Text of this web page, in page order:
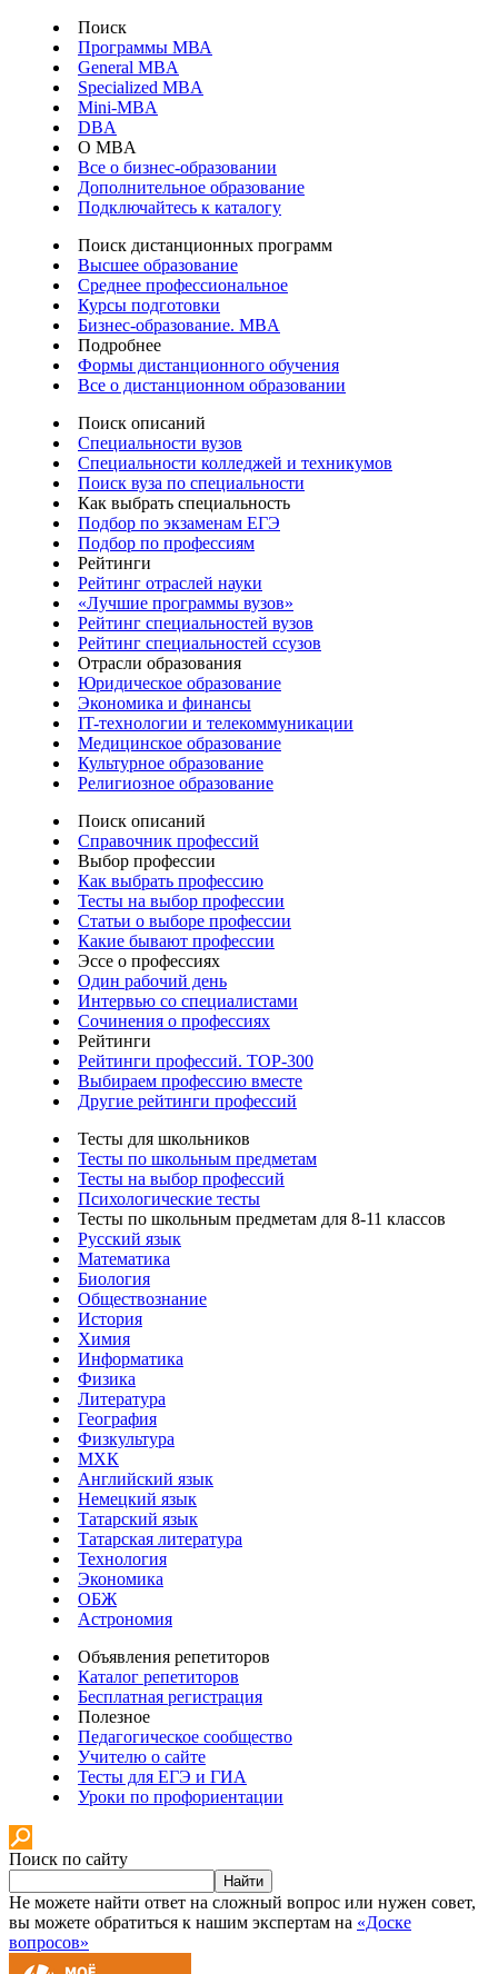
Поиск
Программы МВА
General MBA
Specialized MBA
Mini-MBA
DBA
О MBA
Все о бизнес-образовании
Дополнительное образование
Подключайтесь к каталогу
Поиск дистанционных программ
Высшее образование
Среднее профессиональное
Курсы подготовки
Бизнес-образование. MBA
Подробнее
Формы дистанционного обучения
Все о дистанционном образовании
Поиск описаний
Специальности вузов
Специальности колледжей и техникумов
Поиск вуза по специальности
Как выбрать специальность
Подбор по экзаменам ЕГЭ
Подбор по профессиям
Рейтинги
Рейтинг отраслей науки
«Лучшие программы вузов»
Рейтинг специальностей вузов
Рейтинг специальностей ссузов
Отрасли образования
Юридическое образование
Экономика и финансы
IT-технологии и телекоммуникации
Медицинское образование
Культурное образование
Религиозное образование
Поиск описаний
Справочник профессий
Выбор профессии
Как выбрать профессию
Тесты на выбор профессии
Статьи о выборе профессии
Какие бывают профессии
Эссе о профессиях
Один рабочий день
Интервью со специалистами
Сочинения о профессиях
Рейтинги
Рейтинги профессий. TOP-300
Выбираем профессию вместе
Другие рейтинги профессий
Тесты для школьников
Тесты по школьным предметам
Тесты на выбор профессий
Психологические тесты
Тесты по школьным предметам для 8-11 классов
Русский язык
Математика
Биология
Обществознание
История
Химия
Информатика
Физика
Литература
География
Физкультура
МХК
Английский язык
Немецкий язык
Татарский язык
Татарская литература
Технология
Экономика
ОБЖ
Астрономия
Объявления репетиторов
Каталог репетиторов
Бесплатная регистрация
Полезное
Педагогическое сообщество
Учителю о сайте
Тесты для ЕГЭ и ГИА
Уроки по профориентации
Поиск по сайту
Найти
Не можете найти ответ на сложный вопрос или нужен совет,
вы можете обратиться к нашим экспертам на «Доске
вопросов»